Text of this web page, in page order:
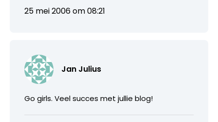
25 mei 2006 om 08:21
Jan Julius
Go girls. Veel succes met jullie blog!